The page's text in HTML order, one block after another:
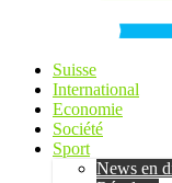
Suisse
International
Economie
Société
Sport
News en